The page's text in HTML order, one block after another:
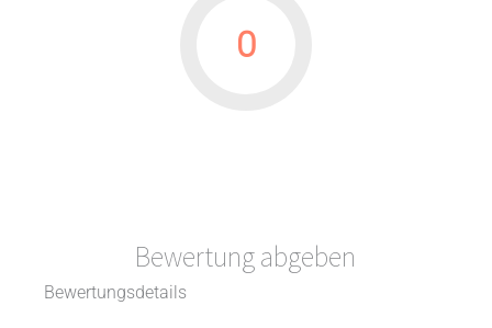
0
Bewertung abgeben
Bewertungsdetails